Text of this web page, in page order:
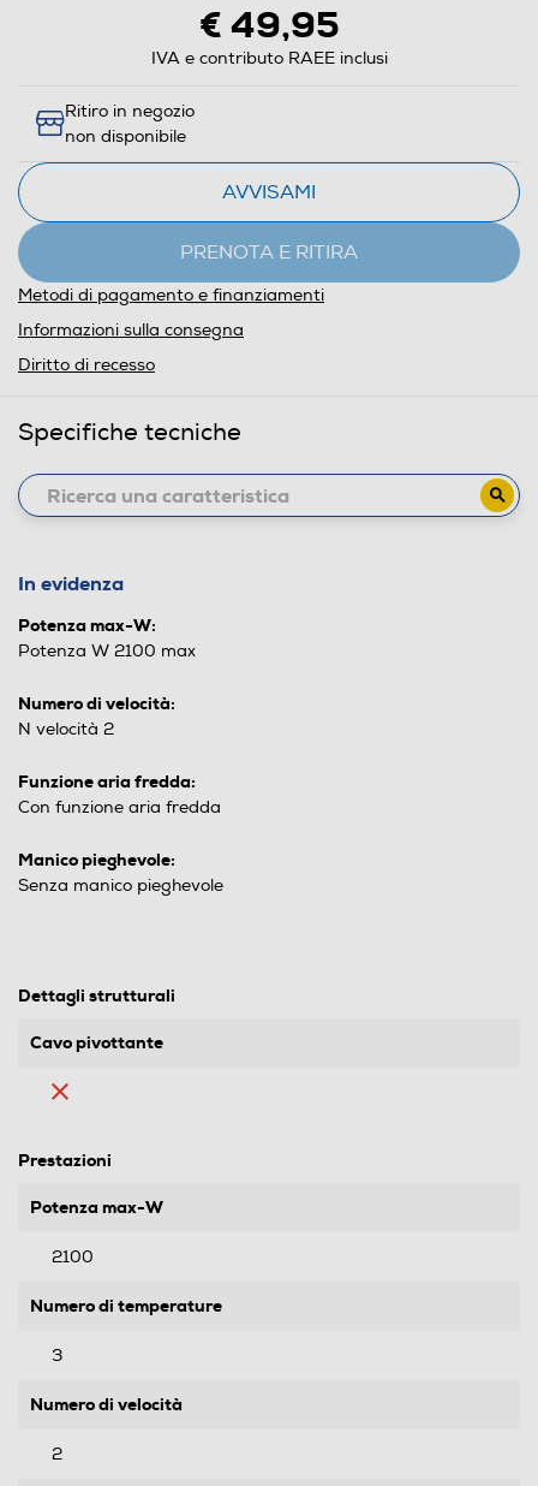
€ 49,95
IVA e contributo RAEE inclusi
Ritiro in negozio
non disponibile
AVVISAMI
PRENOTA E RITIRA
Metodi di pagamento e finanziamenti
Informazioni sulla consegna
Diritto di recesso
Specifiche tecniche
In evidenza
Potenza max-W:
Potenza W 2100 max
Numero di velocità:
N velocità 2
Funzione aria fredda:
Con funzione aria fredda
Manico pieghevole:
Senza manico pieghevole
Dettagli strutturali
Cavo pivottante
Prestazioni
Potenza max-W
2100
Numero di temperature
3
Numero di velocità
2